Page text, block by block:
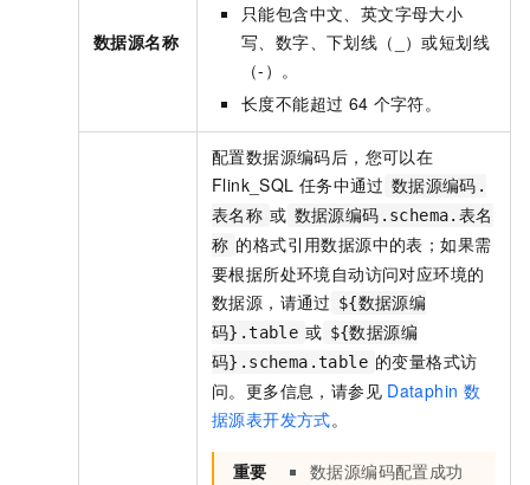
数据源名称
只能包含中文、英文字母大小
写、数字、下划线（_）或短划线
（-）。
长度不能超过 64 个字符。
配置数据源编码后，您可以在
Flink_SQL 任务中通过 数据源编码.
表名称 或 数据源编码.schema.表名
称 的格式引用数据源中的表；如果需
要根据所处环境自动访问对应环境的
数据源，请通过 ${数据源编
码}.table 或 ${数据源编
码}.schema.table 的变量格式访
问。更多信息，请参见 Dataphin 数
据源表开发方式。
重要
数据源编码配置成功